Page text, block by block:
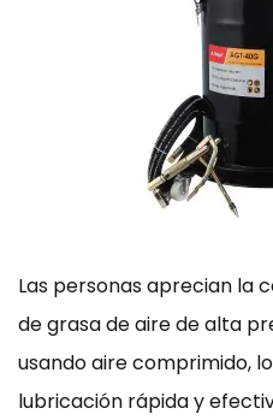
Las personas aprecian la
de grasa de aire de alta
usando aire comprimido,
lubricación rápida y